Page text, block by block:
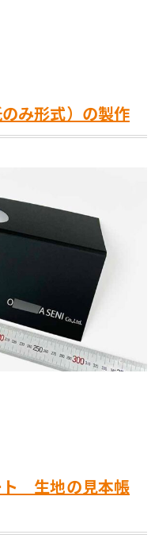
み形式）の製作
生地の見本帳